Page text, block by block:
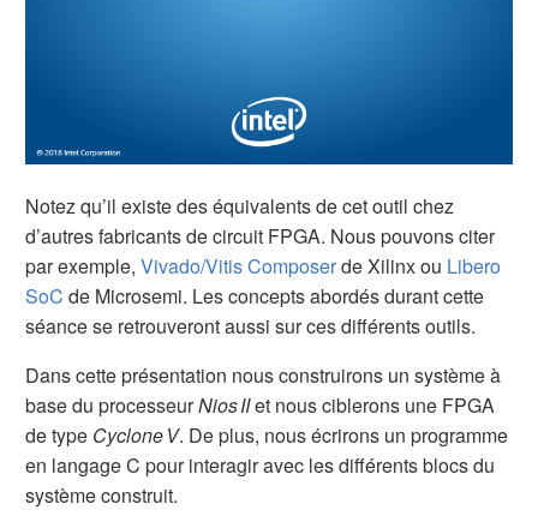
Notez qu’il existe des équivalents de cet outil chez
d’autres fabricants de circuit FPGA. Nous pouvons citer
par exemple,Vivado/Vitis Composerde Xilinx ou Libero
SoC de Microsemi. Les concepts abordés durant cette
séance se retrouveront aussi sur ces différents outils.
Dans cette présentation nous construirons un système à
base du processeurNios IIet nous ciblerons une FPGA
de type Cyclone V. De plus, nous écrirons un programme
en langage C pour interagir avec les différents blocs du
système construit.